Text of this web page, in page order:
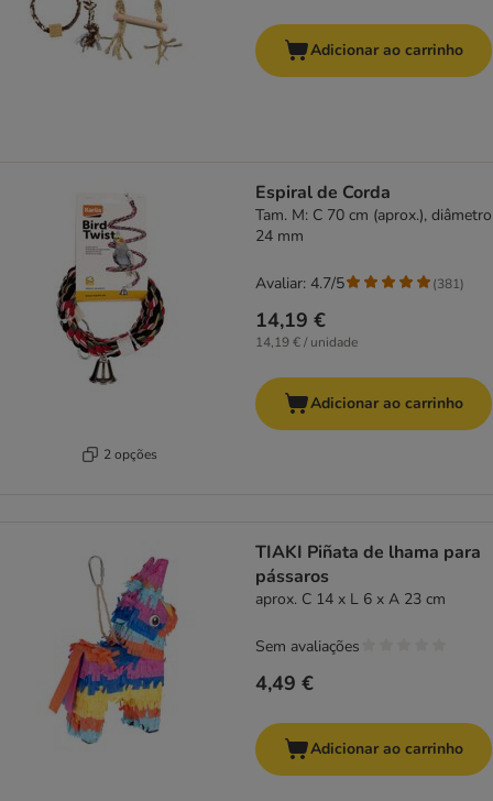
Adicionar ao carrinho
2 opções
Espiral de Corda
Tam. M: C 70 cm (aprox.), diâmetro
24 mm
14,19 €
14,19 € / unidade
Avaliar: 4.7/5 (381)
Adicionar ao carrinho
TIAKI Piñata de lhama para
pássaros
aprox. C 14 x L 6 x A 23 cm
4,49 €
Sem avaliações
Adicionar ao carrinho